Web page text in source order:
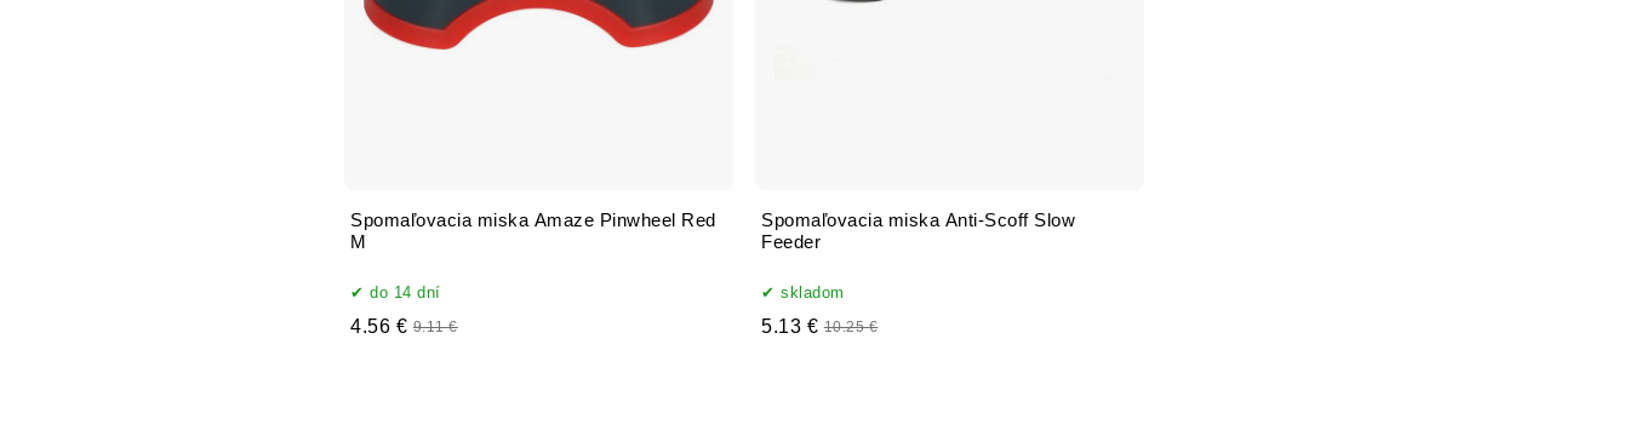
Spomaľovacia miska Amaze Pinwheel Red
M
do 14 dní
4.56 € 9.11 €
Spomaľovacia miska Anti-Scoff Slow
Feeder
skladom
5.13 € 10.25 €